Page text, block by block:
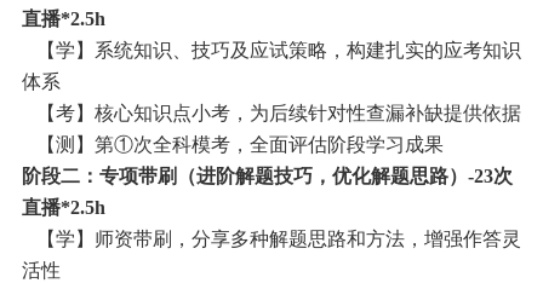
直播*2.5h
【学】系统知识、技巧及应试策略，构建扎实的应考知识
体系
【考】核心知识点小考，为后续针对性查漏补缺提供依据
【测】第①次全科模考，全面评估阶段学习成果
阶段二：专项带刷（进阶解题技巧，优化解题思路）-23次
直播*2.5h
【学】师资带刷，分享多种解题思路和方法，增强作答灵
活性